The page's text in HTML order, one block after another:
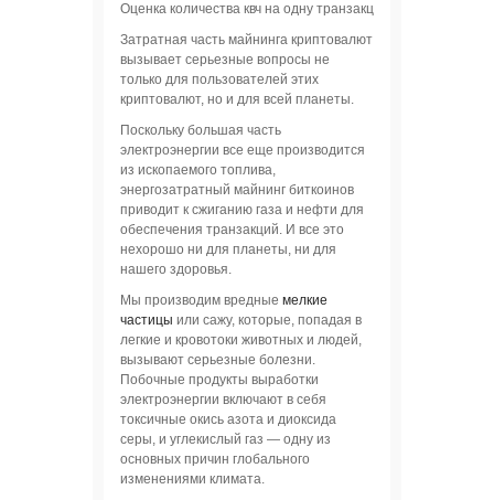
Оценка количества квч на одну транзакцию. Image: ING/
Затратная часть майнинга криптовалют
вызывает серьезные вопросы не
только для пользователей этих
криптовалют, но и для всей планеты.
Поскольку большая часть
электроэнергии все еще производится
из ископаемого топлива,
энергозатратный майнинг биткоинов
приводит к сжиганию газа и нефти для
обеспечения транзакций. И все это
нехорошо ни для планеты, ни для
нашего здоровья.
Мы производим вредные мелкие
частицы или сажу, которые, попадая в
легкие и кровотоки животных и людей,
вызывают серьезные болезни.
Побочные продукты выработки
электроэнергии включают в себя
токсичные окись азота и диоксида
серы, и углекислый газ — одну из
основных причин глобального
изменениями климата.